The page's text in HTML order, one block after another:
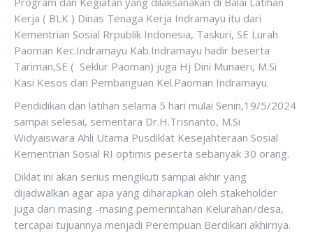
Kerja ( BLK ) Dinas Tenaga Kerja Indramayu itu dari
Kementrian Sosial Rrpublik Indonesia, Taskuri, SE Lurah
Paoman Kec.Indramayu Kab.Indramayu hadir beserta
Tariman,SE ( Seklur Paoman) juga Hj Dini Munaeri, M.Si
Kasi Kesos dan Pembanguan Kel.Paoman Indramayu.
Pendidikan dan latihan selama 5 hari mulai Senin,19/5/2024
sampai selesai, sementara Dr.H.Trisnanto, M.Si
Widyaiswara Ahli Utama Pusdiklat Kesejahteraan Sosial
Kementrian Sosial RI optimis peserta sebanyak 30 orang.
Diklat ini akan serius mengikuti sampai akhir yang
dijadwalkan agar apa yang diharapkan oleh stakeholder
juga dari masing -masing pemerintahan Kelurahan/desa,
tercapai tujuannya menjadi Perempuan Berdikari akhirnya.